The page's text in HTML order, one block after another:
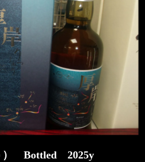
） Bottled 2025y